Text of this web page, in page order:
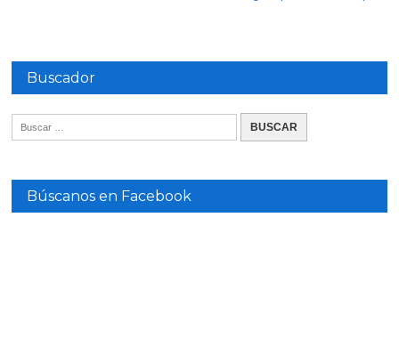
Buscador
Búscanos en Facebook